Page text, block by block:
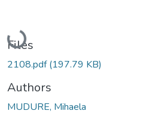
Loading...
Files
2108.pdf(197.79 KB)
Authors
MUDURE, Mihaela